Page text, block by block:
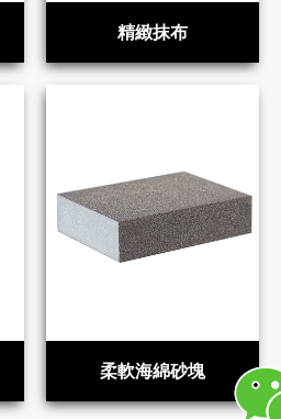
精緻抹布
柔軟海綿砂塊